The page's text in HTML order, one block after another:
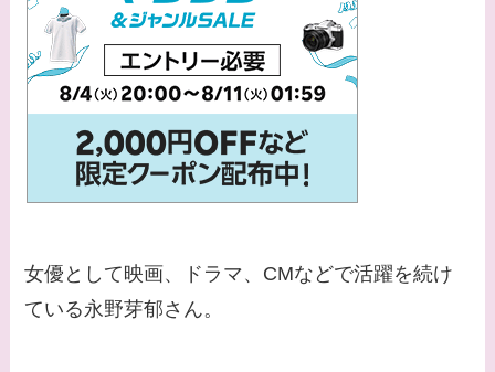
系図・家族構成は？嫁
西野七瀬との馴れ初め
や現在の活動は？
【画像】平子理沙と似
てる有名人３選！ヒア
ルロン酸で顔が変わっ
女優として映画、ドラマ、CMなどで活躍を続け
ている永野芽郁さん。